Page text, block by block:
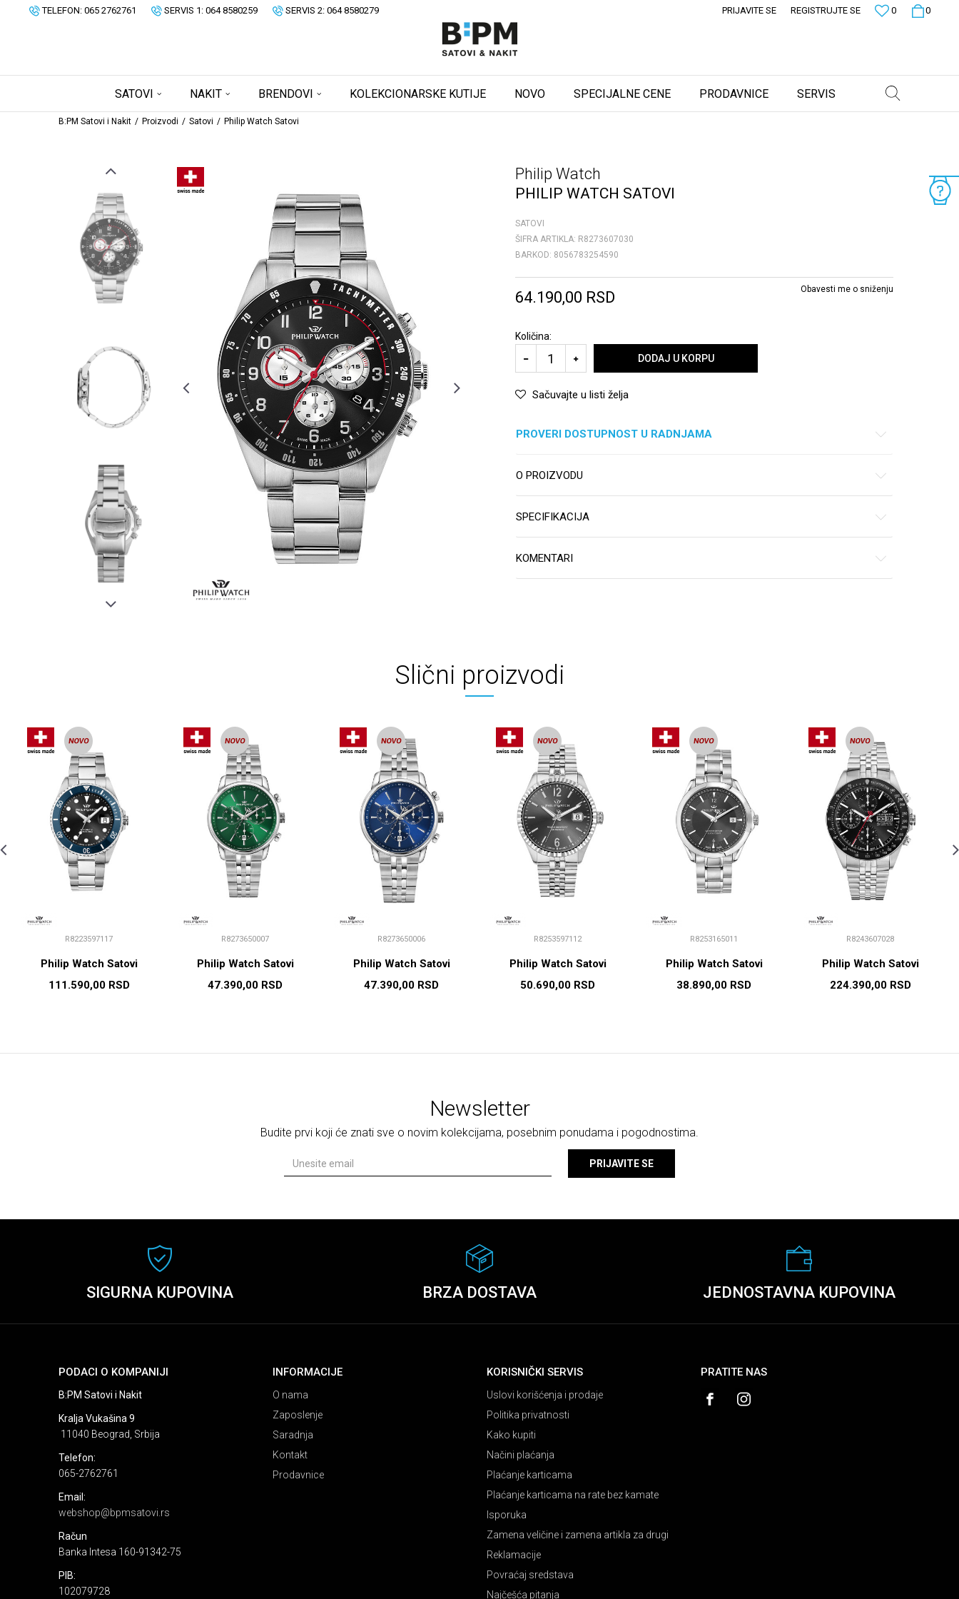
TELEFON: 065 2762761 SERVIS 1: 064 8580259 SERVIS 2: 064 8580279 0
0
PRIJAVITE SE REGISTRUJTE SE
SATOVI NAKIT BRENDOVI KOLEKCIONARSKE KUTIJE NOVO SPECIJALNE CENE PRODAVNICE SERVIS
B:PM Satovi i Nakit Proizvodi Satovi Philip Watch Satovi
Philip Watch
PHILIP WATCH SATOVI
SATOVI
ŠIFRA ARTIKLA: R8273607030
BARKOD: 8056783254590
64.190,00 RSD Obavesti me o sniženju
Količina:
DODAJ U KORPU
Sačuvajte u listi želja
PROVERI DOSTUPNOST U RADNJAMA
O PROIZVODU
SPECIFIKACIJA
KOMENTARI
Slični proizvodi
R8223597117
Philip Watch Satovi
111.590,00 RSD
R8273650007
Philip Watch Satovi
47.390,00 RSD
R8273650006
Philip Watch Satovi
47.390,00 RSD
R8253597112
Philip Watch Satovi
50.690,00 RSD
R8253165011
Philip Watch Satovi
38.890,00 RSD
R8243607028
Philip Watch Satovi
224.390,00 RSD
Newsletter
Budite prvi koji će znati sve o novim kolekcijama, posebnim ponudama i pogodnostima.
PRIJAVITE SE
SIGURNA KUPOVINA BRZA DOSTAVA JEDNOSTAVNA KUPOVINA
PODACI O KOMPANIJI
B:PM Satovi i Nakit
Kralja Vukašina 9
11040 Beograd, Srbija
Telefon:
065-2762761
Email:
webshop@bpmsatovi.rs
Račun
Banka Intesa 160-91342-75
PIB:
102079728
INFORMACIJE
O nama
Zaposlenje
Saradnja
Kontakt
Prodavnice
KORISNIČKI SERVIS
Uslovi korišćenja i prodaje
Politika privatnosti
Kako kupiti
Načini plaćanja
Plaćanje karticama
Plaćanje karticama na rate bez kamate
Isporuka
Zamena veličine i zamena artikla za drugi
Reklamacije
Povraćaj sredstava
Najčešća pitanja
PRATITE NAS